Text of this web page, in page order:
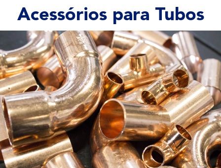
Acessórios para Tubos